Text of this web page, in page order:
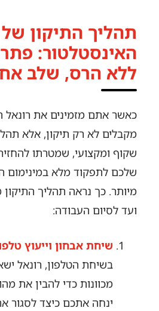
תהליך התיקון
האינסטלטור:
ללא הרס, שלב
כאשר אתם מזמינים את רונאל
מקבלים לא רק תיקון, אלא
שקוף ומקצועי, שמטרתו
שלכם לתפקוד מלא במינימום
מיותר. כך נראה תהליך
ועד לסיום העבודה:
שיחת אבחון וייעוץ
בשיחת הטלפון, רונאל
מכוונות כדי להבין את
ינחה אתכם כיצד לסגור